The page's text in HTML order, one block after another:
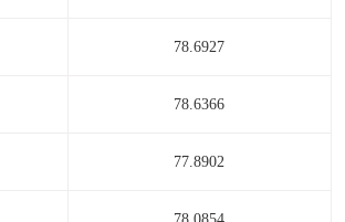
78.6927
78.6366
77.8902